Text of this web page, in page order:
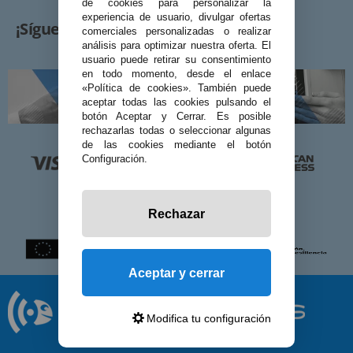
¡Síguenos!
de cookies para personalizar la
experiencia de usuario, divulgar ofertas
comerciales personalizadas o realizar
análisis para optimizar nuestra oferta. El
usuario puede retirar su consentimiento
en todo momento, desde el enlace
«Política de cookies». También puede
aceptar todas las cookies pulsando el
botón Aceptar y Cerrar. Es posible
rechazarlas todas o seleccionar algunas
de las cookies mediante el botón
Configuración.
Rechazar
Aceptar y cerrar
Modifica tu configuración